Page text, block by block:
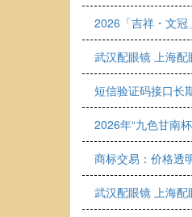
2026「吉祥・文
武汉配眼镜 上海配
短信验证码接口长
2026年“九色甘南
商标交易：价格透
武汉配眼镜 上海配